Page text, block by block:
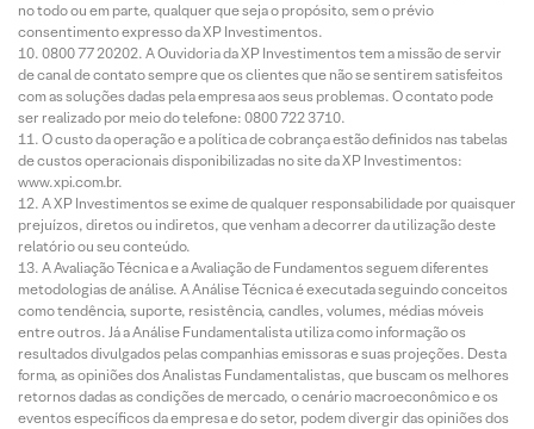
no todo ou em parte, qualquer que seja o propósito, sem o prévio
consentimento expresso da XP Investimentos.
0800 77 20202. A Ouvidoria da XP Investimentos tem a missão de servir
de canal de contato sempre que os clientes que não se sentirem satisfeitos
com as soluções dadas pela empresa aos seus problemas. O contato pode
ser realizado por meio do telefone: 0800 722 3710.
O custo da operação e a política de cobrança estão definidos nas tabelas
de custos operacionais disponibilizadas no site da XP Investimentos:
www.xpi.com.br.
A XP Investimentos se exime de qualquer responsabilidade por quaisquer
prejuízos, diretos ou indiretos, que venham a decorrer da utilização deste
relatório ou seu conteúdo.
A Avaliação Técnica e a Avaliação de Fundamentos seguem diferentes
metodologias de análise. A Análise Técnica é executada seguindo conceitos
como tendência, suporte, resistência, candles, volumes, médias móveis
entre outros. Já a Análise Fundamentalista utiliza como informação os
resultados divulgados pelas companhias emissoras e suas projeções. Desta
forma, as opiniões dos Analistas Fundamentalistas, que buscam os melhores
retornos dadas as condições de mercado, o cenário macroeconômico e os
eventos específicos da empresa e do setor, podem divergir das opiniões dos